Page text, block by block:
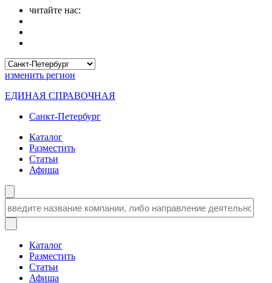
читайте нас:
изменить регион
ЕДИНАЯ СПРАВОЧНАЯ
Санкт-Петербург
Каталог
Разместить
Статьи
Афиша
Каталог
Разместить
Статьи
Афиша